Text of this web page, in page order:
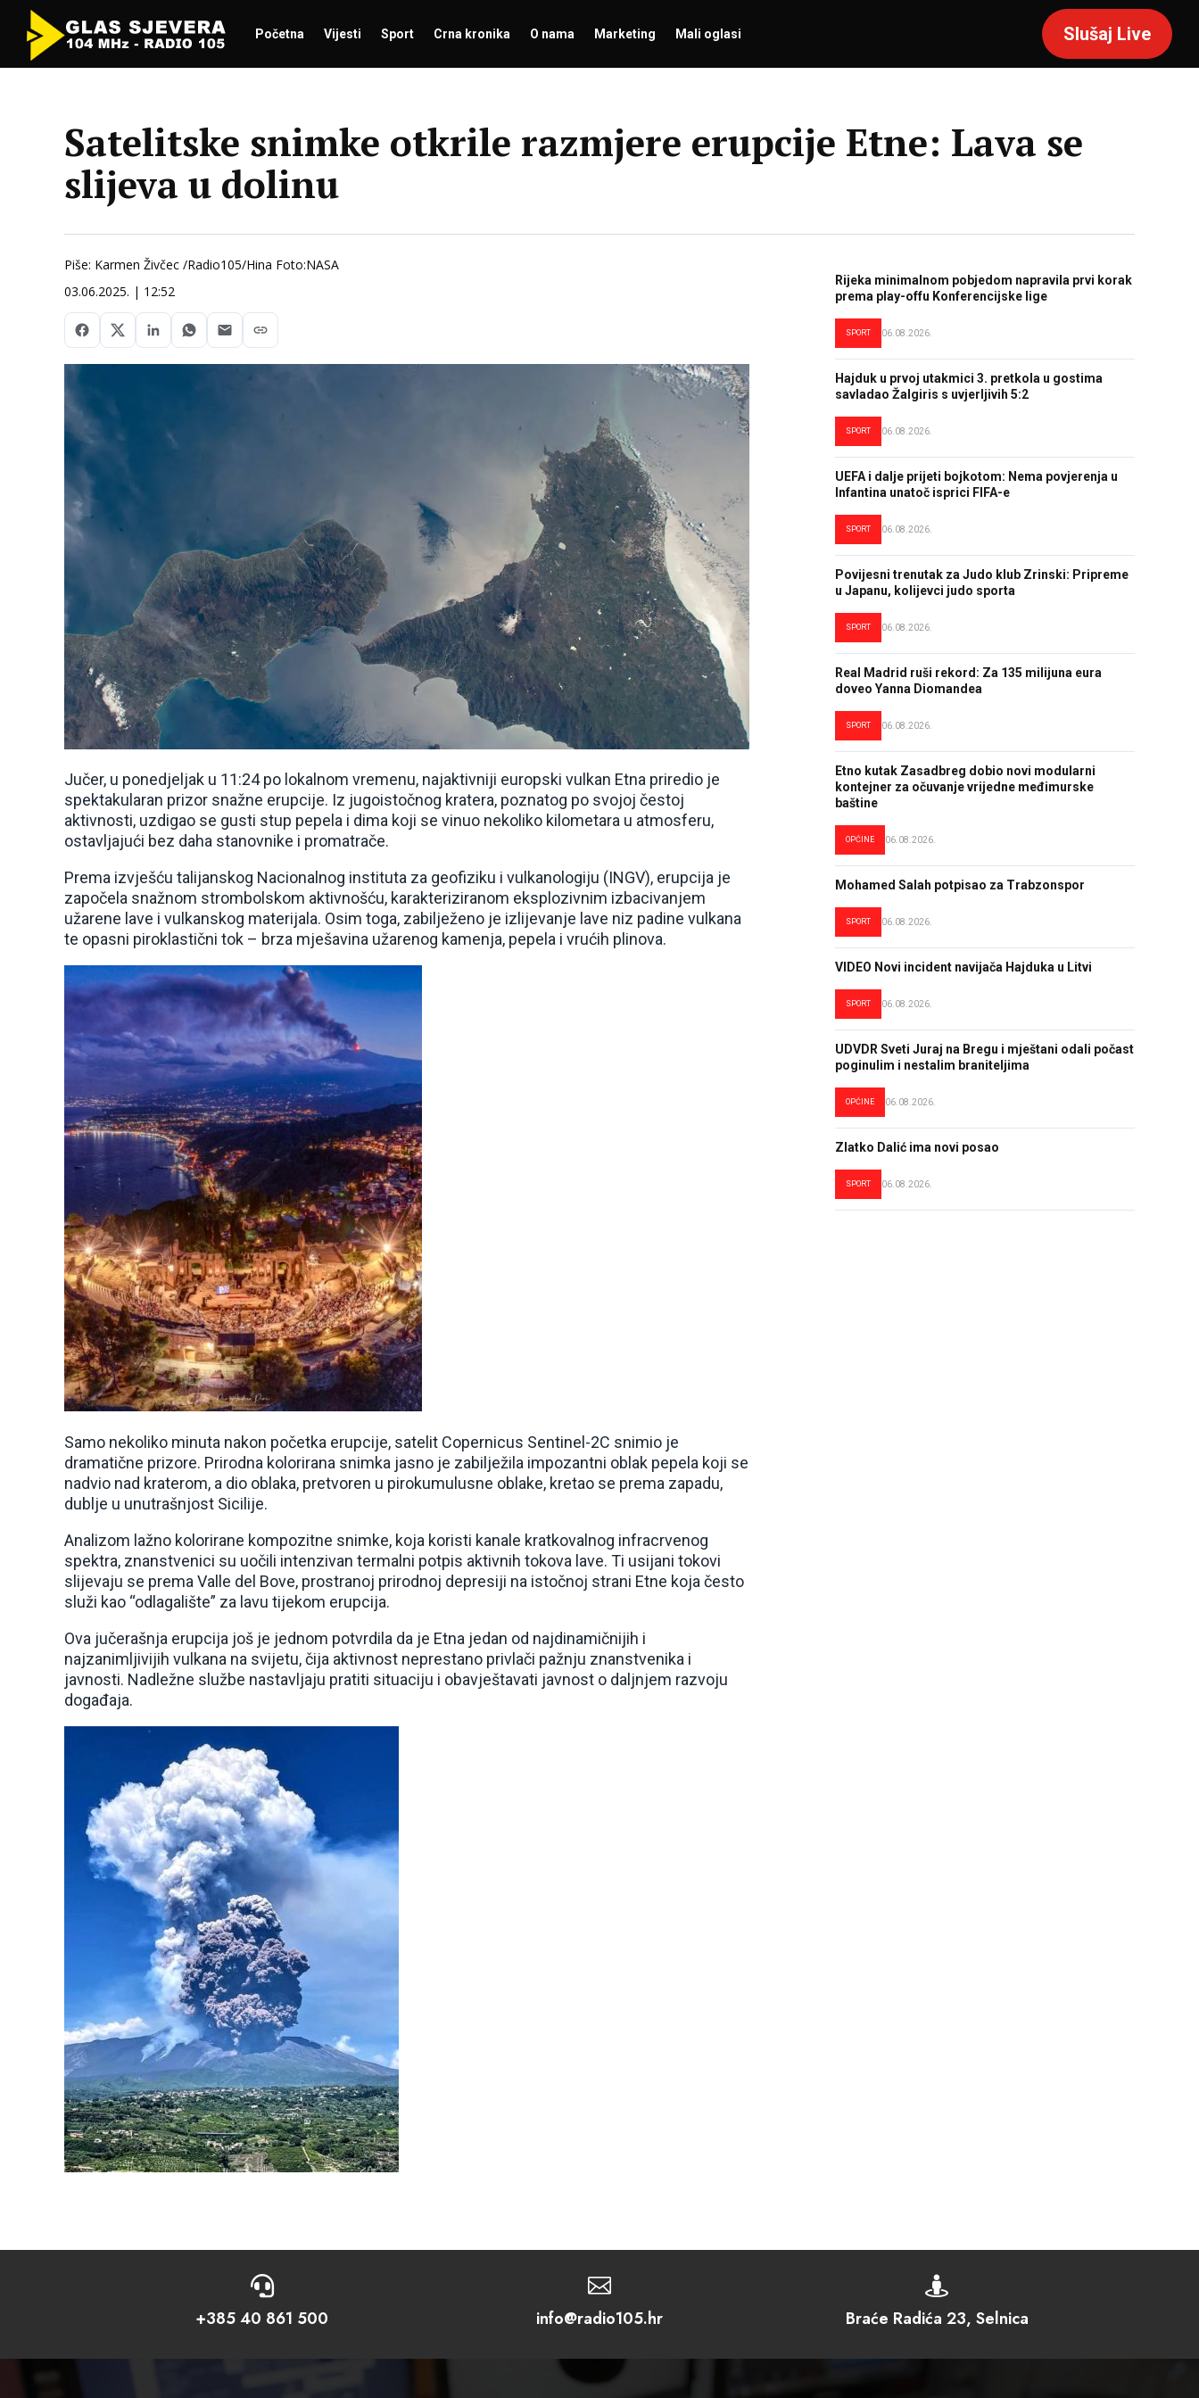
Početna Vijesti Sport Crna kronika O nama Marketing Mali oglasi Slušaj Live
Satelitske snimke otkrile razmjere erupcije Etne: Lava se
slijeva u dolinu
Piše: Karmen Živčec /Radio105/Hina Foto:NASA
03.06.2025. | 12:52
Jučer, u ponedjeljak u 11:24 po lokalnom vremenu, najaktivniji europski vulkan Etna priredio je
spektakularan prizor snažne erupcije. Iz jugoistočnog kratera, poznatog po svojoj čestoj
aktivnosti, uzdigao se gusti stup pepela i dima koji se vinuo nekoliko kilometara u atmosferu,
ostavljajući bez daha stanovnike i promatrače.
Prema izvješću talijanskog Nacionalnog instituta za geofiziku i vulkanologiju (INGV), erupcija je
započela snažnom strombolskom aktivnošću, karakteriziranom eksplozivnim izbacivanjem
užarene lave i vulkanskog materijala. Osim toga, zabilježeno je izlijevanje lave niz padine vulkana
te opasni piroklastični tok – brza mješavina užarenog kamenja, pepela i vrućih plinova.
Samo nekoliko minuta nakon početka erupcije, satelit Copernicus Sentinel-2C snimio je
dramatične prizore. Prirodna kolorirana snimka jasno je zabilježila impozantni oblak pepela koji se
nadvio nad kraterom, a dio oblaka, pretvoren u pirokumulusne oblake, kretao se prema zapadu,
dublje u unutrašnjost Sicilije.
Analizom lažno kolorirane kompozitne snimke, koja koristi kanale kratkovalnog infracrvenog
spektra, znanstvenici su uočili intenzivan termalni potpis aktivnih tokova lave. Ti usijani tokovi
slijevaju se prema Valle del Bove, prostranoj prirodnoj depresiji na istočnoj strani Etne koja često
služi kao “odlagalište” za lavu tijekom erupcija.
Ova jučerašnja erupcija još je jednom potvrdila da je Etna jedan od najdinamičnijih i
najzanimljivijih vulkana na svijetu, čija aktivnost neprestano privlači pažnju znanstvenika i
javnosti. Nadležne službe nastavljaju pratiti situaciju i obavještavati javnost o daljnjem razvoju
događaja.
Rijeka minimalnom pobjedom napravila prvi korak
prema play-offu Konferencijske lige
SPORT 06.08.2026.
Hajduk u prvoj utakmici 3. pretkola u gostima
savladao Žalgiris s uvjerljivih 5:2
SPORT 06.08.2026.
UEFA i dalje prijeti bojkotom: Nema povjerenja u
Infantina unatoč isprici FIFA-e
SPORT 06.08.2026.
Povijesni trenutak za Judo klub Zrinski: Pripreme
u Japanu, kolijevci judo sporta
SPORT 06.08.2026.
Real Madrid ruši rekord: Za 135 milijuna eura
doveo Yanna Diomandea
SPORT 06.08.2026.
Etno kutak Zasadbreg dobio novi modularni
kontejner za očuvanje vrijedne međimurske
baštine
OPĆINE 06.08.2026.
Mohamed Salah potpisao za Trabzonspor
SPORT 06.08.2026.
VIDEO Novi incident navijača Hajduka u Litvi
SPORT 06.08.2026.
UDVDR Sveti Juraj na Bregu i mještani odali počast
poginulim i nestalim braniteljima
OPĆINE 06.08.2026.
Zlatko Dalić ima novi posao
SPORT 06.08.2026.

+385 40 861 500

info@radio105.hr

Braće Radića 23, Selnica